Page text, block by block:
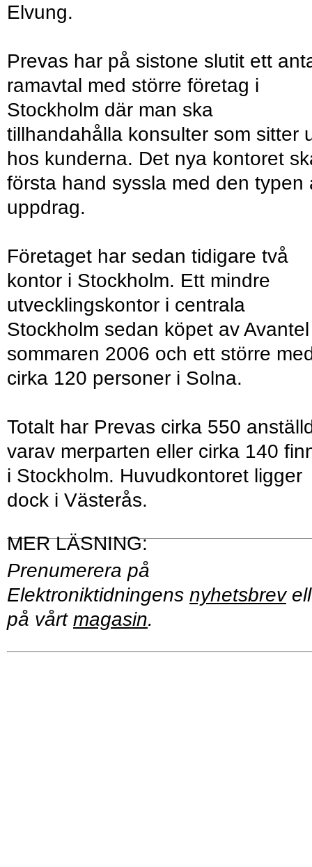
Elvung.
Prevas har på sistone slutit ett
ramavtal med större företag i
Stockholm där man ska
tillhandahålla konsulter som sitter
hos kunderna. Det nya kontoret
första hand syssla med den typen
uppdrag.
Företaget har sedan tidigare två
kontor i Stockholm. Ett mindre
utvecklingskontor i centrala
Stockholm sedan köpet av Avantel
sommaren 2006 och ett större
cirka 120 personer i Solna.
Totalt har Prevas cirka 550
varav merparten eller cirka 140
i Stockholm. Huvudkontoret ligger
dock i Västerås.
Prenumerera på
Elektroniktidningens nyhetsbrev
på vårt magasin.